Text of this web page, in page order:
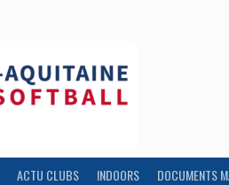
ACTU CLUBS INDOORS DOCUMENTS